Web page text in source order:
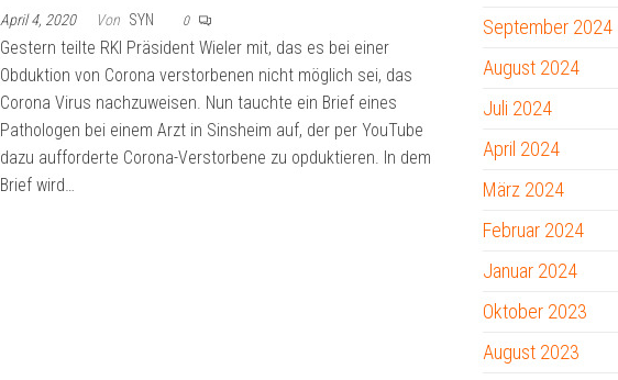
April 4, 2020 Von SYN 0
Gestern teilte RKI Präsident Wieler mit, das es bei einer
Obduktion von Corona verstorbenen nicht möglich sei, das
Corona Virus nachzuweisen. Nun tauchte ein Brief eines
Pathologen bei einem Arzt in Sinsheim auf, der per YouTube
dazu aufforderte Corona-Verstorbene zu opduktieren. In dem
Brief wird…
September 2024
August 2024
Juli 2024
April 2024
März 2024
Februar 2024
Januar 2024
Oktober 2023
August 2023